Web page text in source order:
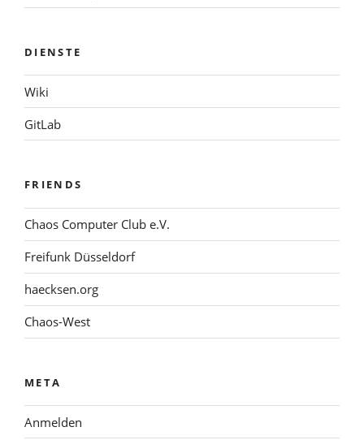
DIENSTE
Wiki
GitLab
FRIENDS
Chaos Computer Club e.V.
Freifunk Düsseldorf
haecksen.org
Chaos-West
META
Anmelden